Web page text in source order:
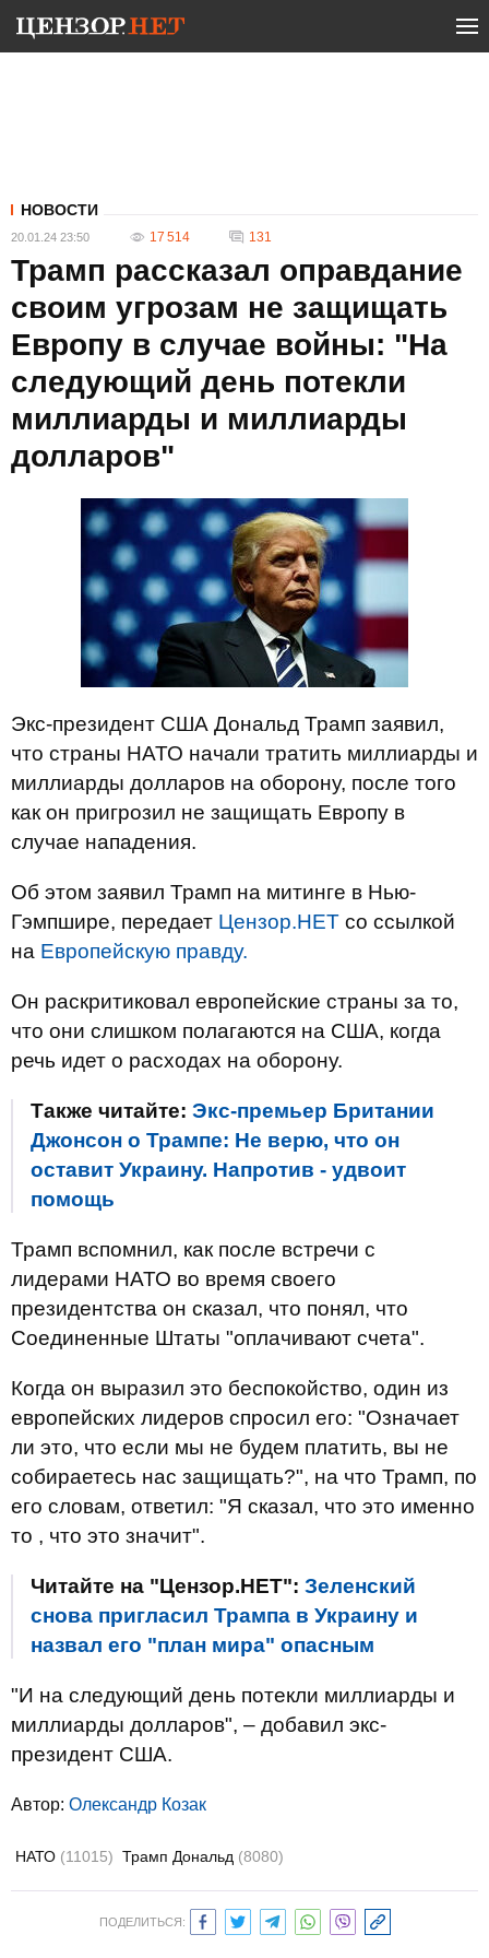
НОВОСТИ
20.01.24 23:50 17 514 131
Трамп рассказал оправдание
своим угрозам не защищать
Европу в случае войны: "На
следующий день потекли
миллиарды и миллиарды
долларов"
Экс-президент США Дональд Трамп заявил,
что страны НАТО начали тратить миллиарды и
миллиарды долларов на оборону, после того
как он пригрозил не защищать Европу в
случае нападения.
Об этом заявил Трамп на митинге в Нью-
Гэмпшире, передает Цензор.НЕТ со ссылкой
на Европейскую правду.
Он раскритиковал европейские страны за то,
что они слишком полагаются на США, когда
речь идет о расходах на оборону.
Также читайте: Экс-премьер Британии
Джонсон о Трампе: Не верю, что он
оставит Украину. Напротив - удвоит
помощь
Трамп вспомнил, как после встречи с
лидерами НАТО во время своего
президентства он сказал, что понял, что
Соединенные Штаты "оплачивают счета".
Когда он выразил это беспокойство, один из
европейских лидеров спросил его: "Означает
ли это, что если мы не будем платить, вы не
собираетесь нас защищать?", на что Трамп, по
его словам, ответил: "Я сказал, что это именно
то , что это значит".
Читайте на "Цензор.НЕТ": Зеленский
снова пригласил Трампа в Украину и
назвал его "план мира" опасным
"И на следующий день потекли миллиарды и
миллиарды долларов", – добавил экс-
президент США.
Автор: Олександр Козак
НАТО (11015) Трамп Дональд (8080)
ПОДЕЛИТЬСЯ: